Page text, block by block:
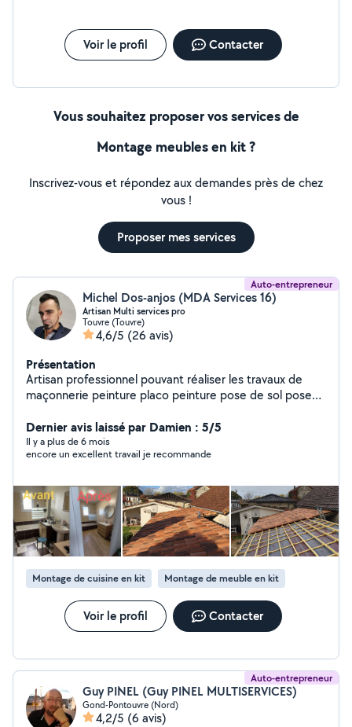
Voir le profil Contacter
Vous souhaitez proposer vos services de
Montage meubles en kit ?
Inscrivez-vous et répondez aux demandes près de chez
vous !
Proposer mes services
Auto-entrepreneur
Michel Dos-anjos (MDA Services 16)
Artisan Multi services pro
Touvre (Touvre)
4,6/5 (26 avis)
Présentation
Artisan professionnel pouvant réaliser les travaux de
maçonnerie peinture placo peinture pose de sol pose
N'hésitez pas Contactez moi directement MDA services
16
Dernier avis laissé par Damien : 5/5
Il y a plus de 6 mois
encore un excellent travail je recommande
Montage de cuisine en kit Montage de meuble en kit
Voir le profil Contacter
Auto-entrepreneur
Guy PINEL (Guy PINEL MULTISERVICES)
Gond-Pontouvre (Nord)
4,2/5 (6 avis)